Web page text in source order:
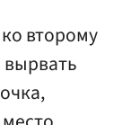
второму